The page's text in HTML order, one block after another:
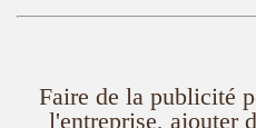
Faire de la publicité
l'entreprise, ajouter